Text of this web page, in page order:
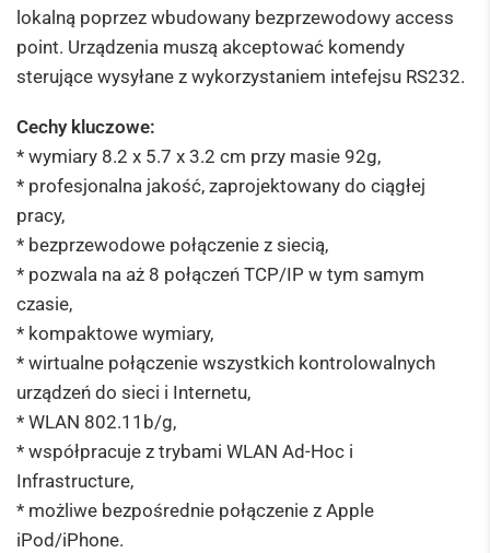
lokalną poprzez wbudowany bezprzewodowy access
point. Urządzenia muszą akceptować komendy
sterujące wysyłane z wykorzystaniem intefejsu RS232.
Cechy kluczowe:
* wymiary 8.2 x 5.7 x 3.2 cm przy masie 92g,
* profesjonalna jakość, zaprojektowany do ciągłej
pracy,
* bezprzewodowe połączenie z siecią,
* pozwala na aż 8 połączeń TCP/IP w tym samym
czasie,
* kompaktowe wymiary,
* wirtualne połączenie wszystkich kontrolowalnych
urządzeń do sieci i Internetu,
* WLAN 802.11b/g,
* współpracuje z trybami WLAN Ad-Hoc i
Infrastructure,
* możliwe bezpośrednie połączenie z Apple
iPod/iPhone.